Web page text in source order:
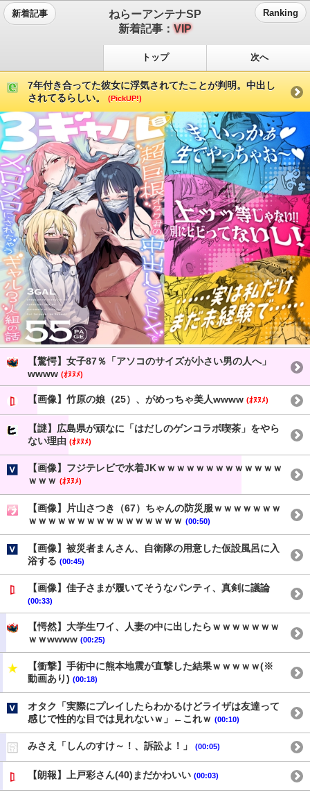
新着記事
ねらーアンテナSP
新着記事：VIP
Ranking
トップ 次へ
7年付き合ってた彼女に浮気されてたことが判明。中出し
されてるらしい。
(PickUP!)
【驚愕】女子87％「アソコのサイズが小さい男の人へ」
wwww (ｵﾇﾇﾒ)
【画像】竹原の娘（25）、がめっちゃ美人wwww (ｵﾇﾇﾒ)
【謎】広島県が頑なに「はだしのゲンコラボ喫茶」をやら
ない理由 (ｵﾇﾇﾒ)
【画像】フジテレビで水着JKｗｗｗｗｗｗｗｗｗｗｗｗｗ
ｗｗｗ (ｵﾇﾇﾒ)
【画像】片山さつき（67）ちゃんの防災服ｗｗｗｗｗｗｗ
ｗｗｗｗｗｗｗｗｗｗｗｗｗｗｗｗ (00:50)
【画像】被災者まんさん、自衛隊の用意した仮設風呂に入
浴する (00:45)
【画像】佳子さまが履いてそうなパンティ、真剣に議論
(00:33)
【愕然】大学生ワイ、人妻の中に出したらｗｗｗｗｗｗｗ
ｗｗwwww (00:25)
【衝撃】手術中に熊本地震が直撃した結果ｗｗｗｗｗ(※
動画あり) (00:18)
オタク「実際にプレイしたらわかるけどライザは友達って
感じで性的な目では見れないｗ」←これｗ (00:10)
みさえ「しんのすけ～！、訴訟よ！」 (00:05)
【朗報】上戸彩さん(40)まだかわいい (00:03)